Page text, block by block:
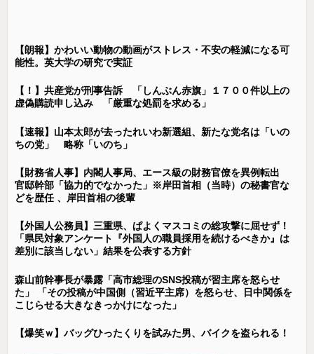
【朗報】かわいい動物の動画がストレス・不安の軽減になる可
能性。英大学の研究で実証
【！】共産党が刑事告訴 「しんぶん赤旗」１７００件以上の
虚偽購読申し込み 「厳重な処罰を求める」
【速報】山本太郎が去ったれいわ新選組、新たな党名は「いの
ちの党」 略称「いのち」
【財務省人事】内閣人事局、エース級の財務官僚を異例転出
官邸幹部「協力的でなかった」※岸田首相（当時）の秘書官な
どを歴任 、岸田首相の後輩
【外国人公務員】三重県、ぱよくマスコミの総攻撃に屈せず！
「県民対象アンケート『外国人の職員採用を続けるべきか』は
差別に該当しない」結果を公表する方針
森山前幹事長が暴露「高市総理のSNS投稿が習主席を怒らせ
た」 「その投稿が中国側（習近平主席）を怒らせ、日中関係を
こじらせる大きなきっかけになった」
【爆笑ｗ】バッグひったくりを試みた男、バイクを盗られる！